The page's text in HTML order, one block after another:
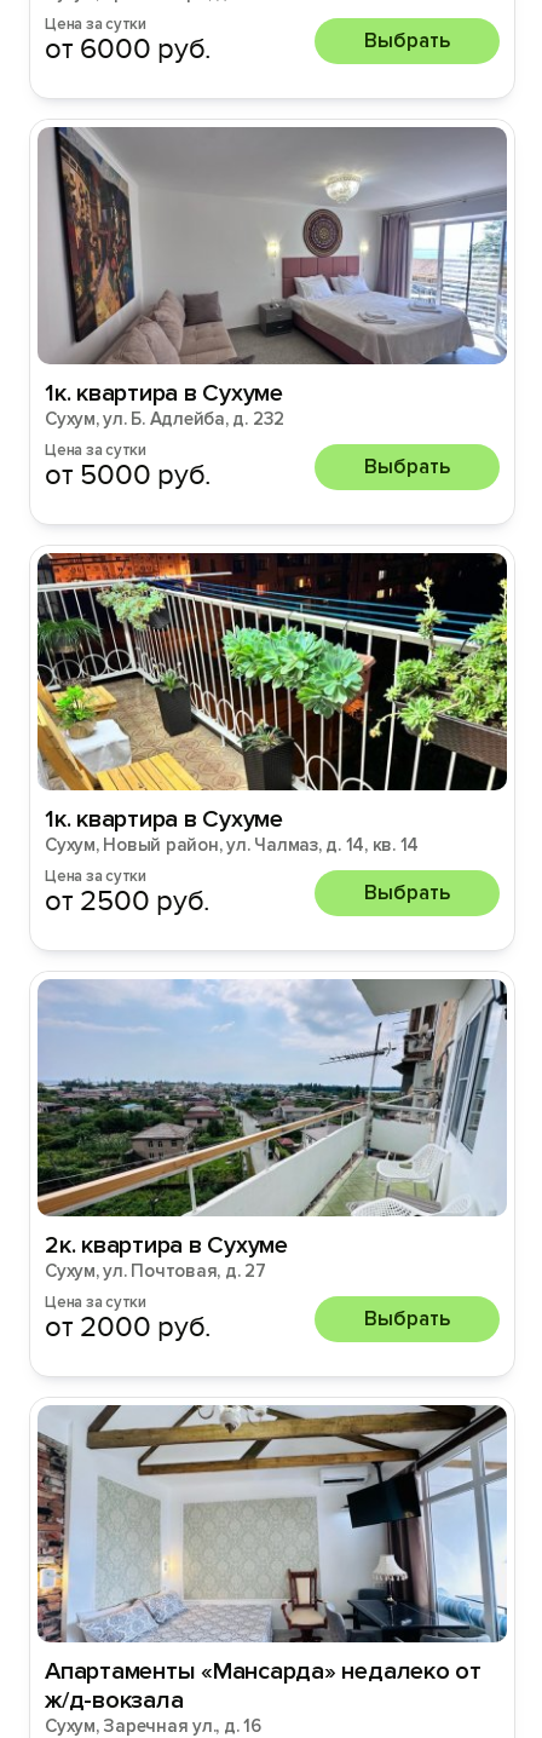
Цена за сутки
от 6000 руб. Выбрать
1к. квартира в Сухуме
Сухум, ул. Б. Адлейба, д. 232
Цена за сутки
от 5000 руб. Выбрать
1к. квартира в Сухуме
Сухум, Новый район, ул. Чалмаз, д. 14, кв. 14
Цена за сутки
от 2500 руб. Выбрать
2к. квартира в Сухуме
Сухум, ул. Почтовая, д. 27
Цена за сутки
от 2000 руб. Выбрать
Апартаменты «Мансарда» недалеко от
ж/д-вокзала
Сухум, Заречная ул., д. 16